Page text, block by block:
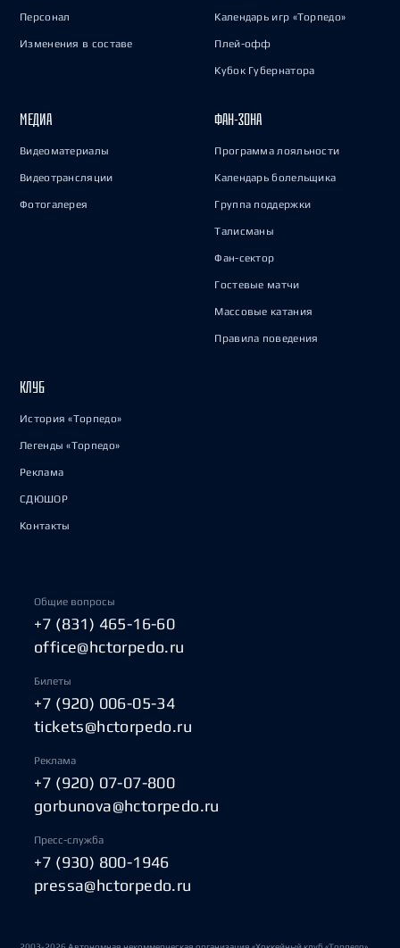
Персонал
Изменения в составе
Календарь игр «Торпедо»
Плей-офф
Кубок Губернатора
МЕДИА
Видеоматериалы
Видеотрансляции
Фотогалерея
ФАН-ЗОНА
Программа лояльности
Календарь болельщика
Группа поддержки
Талисманы
Фан-сектор
Гостевые матчи
Массовые катания
Правила поведения
КЛУБ
История «Торпедо»
Легенды «Торпедо»
Реклама
СДЮШОР
Контакты
Общие вопросы
+7 (831) 465-16-60
office@hctorpedo.ru
Билеты
+7 (920) 006-05-34
tickets@hctorpedo.ru
Реклама
+7 (920) 07-07-800
gorbunova@hctorpedo.ru
Пресс-служба
+7 (930) 800-1946
pressa@hctorpedo.ru